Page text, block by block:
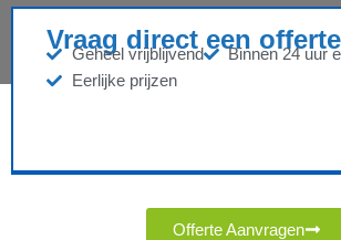
Vraag direct een
Geheel vrijblijvend
Binnen 24 uur
Eerlijke prijzen
Offerte Aanvragen